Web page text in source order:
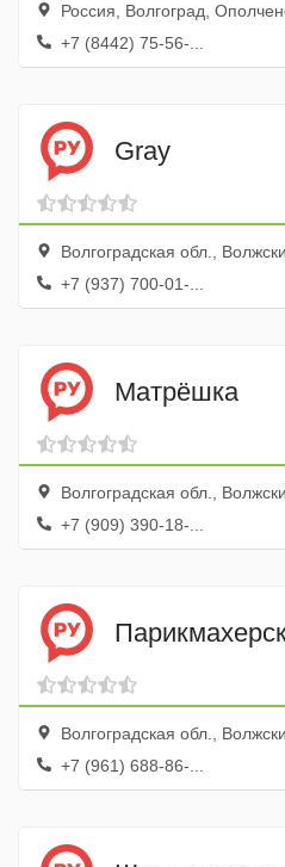
Россия, Волгоград,
+7 (8442) 75-56-...
Gray
Волгоградская обл.,
+7 (937) 700-01-...
Матрёшка
Волгоградская обл.,
+7 (909) 390-18-...
Волгоградская обл.,
+7 (961) 688-86-...